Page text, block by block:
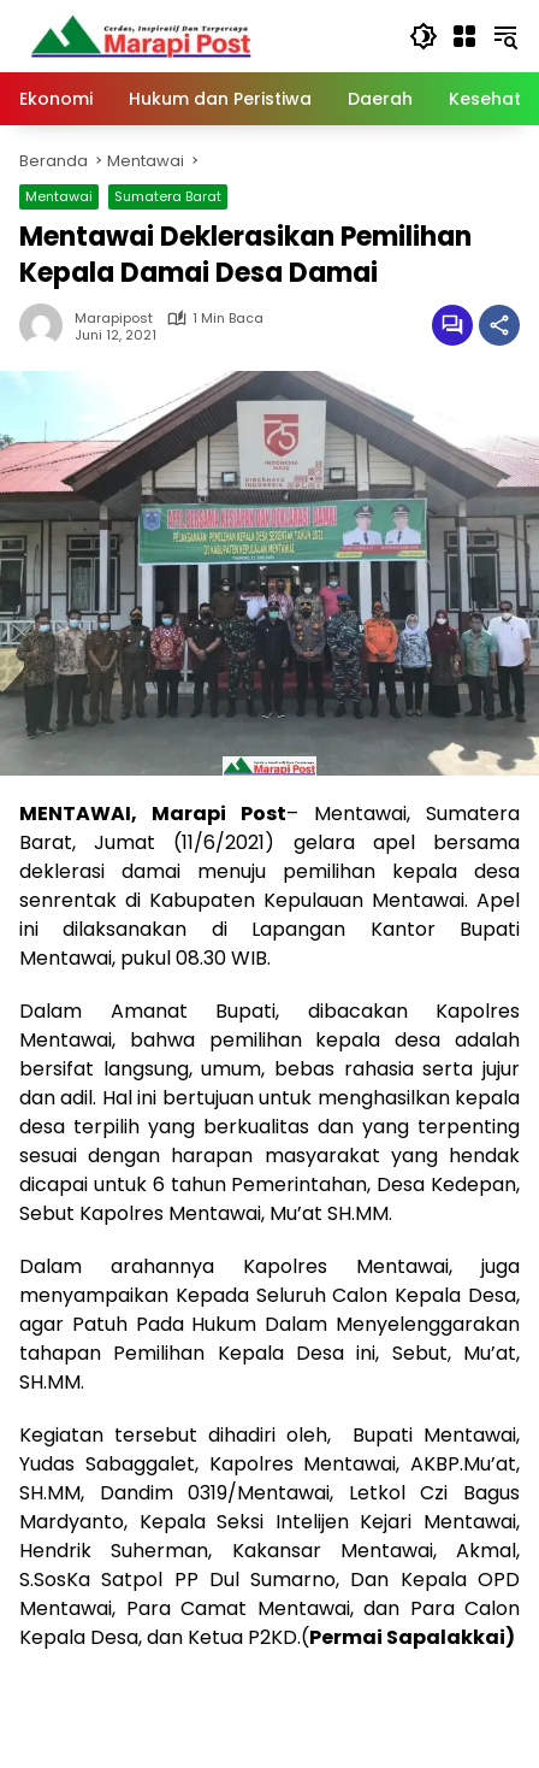
Langsung
konten
Ekonomi
Hukum dan Peristiwa Daerah
Beranda Mentawai
Mentawai Sumatera Barat
Mentawai Deklerasikan Pemilihan
Kepala Damai Desa Damai
Marapipost
1 Min Baca
Juni 12, 2021
MENTAWAI, Marapi Post– Mentawai, Sumatera
Barat, Jumat (11/6/2021) gelara apel bersama
deklerasi damai menuju pemilihan kepala desa
senrentak di Kabupaten Kepulauan Mentawai. Apel
ini dilaksanakan di Lapangan Kantor Bupati
Mentawai, pukul 08.30 WIB.
Dalam Amanat Bupati, dibacakan Kapolres
Mentawai, bahwa pemilihan kepala desa adalah
bersifat langsung, umum, bebas rahasia serta jujur
dan adil. Hal ini bertujuan untuk menghasilkan kepala
desa terpilih yang berkualitas dan yang terpenting
sesuai dengan harapan masyarakat yang hendak
dicapai untuk 6 tahun Pemerintahan, Desa Kedepan,
Sebut Kapolres Mentawai, Mu’at SH.MM.
Dalam arahannya Kapolres Mentawai, juga
menyampaikan Kepada Seluruh Calon Kepala Desa,
agar Patuh Pada Hukum Dalam Menyelenggarakan
tahapan Pemilihan Kepala Desa ini, Sebut, Mu’at,
SH.MM.
Kegiatan tersebut dihadiri oleh, Bupati Mentawai,
Yudas Sabaggalet, Kapolres Mentawai, AKBP.Mu’at,
SH.MM, Dandim 0319/Mentawai, Letkol Czi Bagus
Mardyanto, Kepala Seksi Intelijen Kejari Mentawai,
Hendrik Suherman, Kakansar Mentawai, Akmal,
S.SosKa Satpol PP Dul Sumarno, Dan Kepala OPD
Mentawai, Para Camat Mentawai, dan Para Calon
Kepala Desa, dan Ketua P2KD.(Permai Sapalakkai)